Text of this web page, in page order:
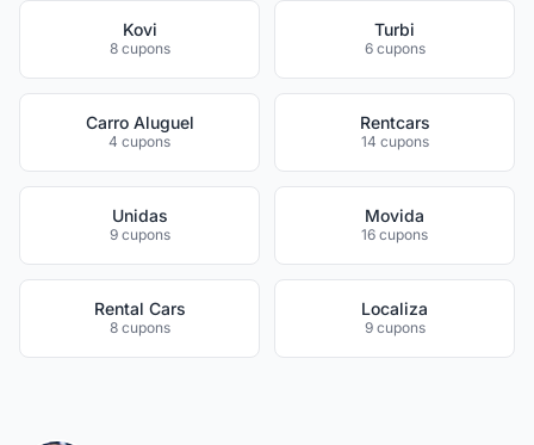
Kovi
8 cupons
Turbi
6 cupons
Carro Aluguel
4 cupons
Rentcars
14 cupons
Unidas
9 cupons
Movida
16 cupons
Rental Cars
8 cupons
Localiza
9 cupons